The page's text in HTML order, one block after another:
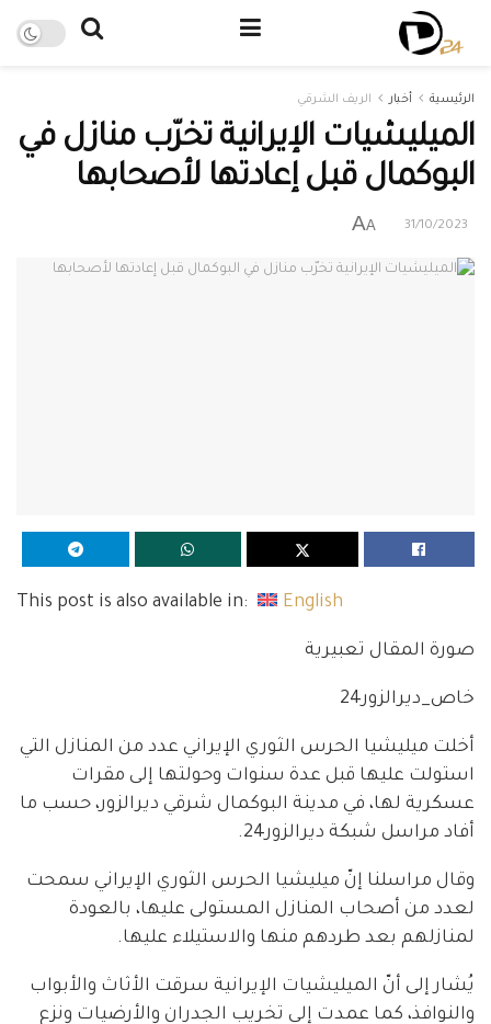
الرئيسية أخبار الريف الشرقي
الميليشيات الإيرانية تخرّب منازل في
البوكمال قبل إعادتها لأصحابها
31/10/2023
A
A
This post is also available in: English
صورة المقال تعبيرية
خاص_ديرالزور24
أخلت ميليشيا الحرس الثوري الإيراني عدد من المنازل التي
استولت عليها قبل عدة سنوات وحولتها إلى مقرات
عسكرية لها، في مدينة البوكمال شرقي ديرالزور، حسب ما
أفاد مراسل شبكة ديرالزور24.
وقال مراسلنا إنّ ميليشيا الحرس الثوري الإيراني سمحت
لعدد من أصحاب المنازل المستولى عليها، بالعودة
لمنازلهم بعد طردهم منها والاستيلاء عليها.
يُشار إلى أنّ الميليشيات الإيرانية سرقت الأثاث والأبواب
والنوافذ، كما عمدت إلى تخريب الجدران والأرضيات ونزع